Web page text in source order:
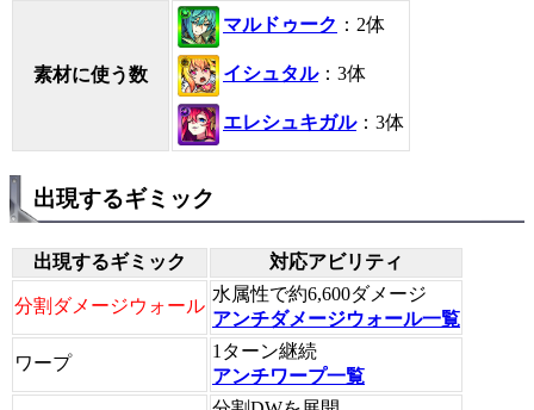
素材に使う数
マルドゥーク ：2体
イシュタル：3体
エレシュキガル：3体
出現するギミック
出現するギミック 対応アビリティ
分割ダメージウォール
水属性で約6,600ダメージ
アンチダメージウォール一覧
ワープ
1ターン継続
アンチワープ一覧